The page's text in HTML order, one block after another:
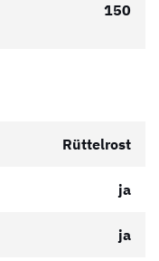
150
Rüttelrost
ja
ja